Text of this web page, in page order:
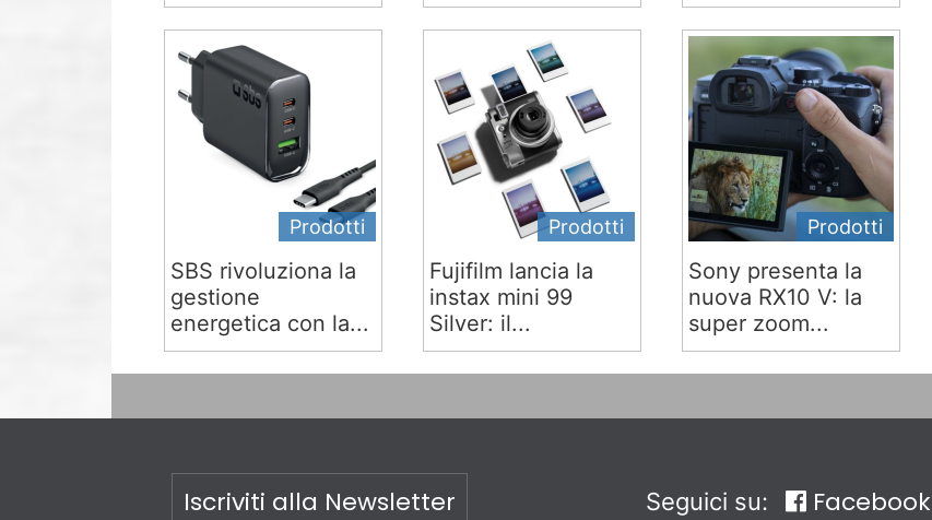
Prodotti
SBS rivoluziona la
gestione
energetica con la...
Prodotti
Fujifilm lancia la
instax mini 99
Silver: il...
Prodotti
Sony presenta la
nuova RX10 V: la
super zoom...
Iscriviti alla Newsletter Seguici su: Facebook